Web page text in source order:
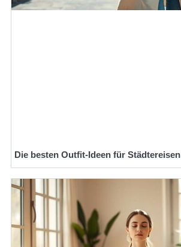
Die besten Outfit-Ideen für Städtereisen